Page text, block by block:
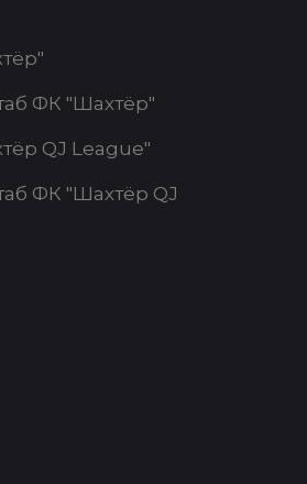
ФК "Шахтёр"
QJ League"
ФК "Шахтёр QJ